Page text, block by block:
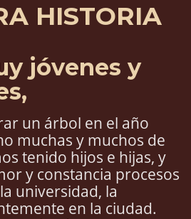
HISTORIA
jóvenes y
un árbol en el año
muchas y muchos de
tenido hijos e hijas, y
y constancia procesos
universidad, la
en la ciudad.